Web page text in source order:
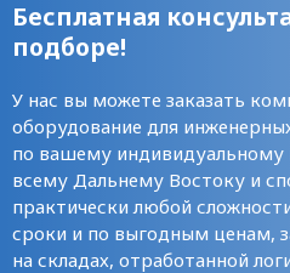
Бесплатная
подборе!
У нас вы можете заказать
оборудование для
по вашему
всему Дальнему Востоку и
практически любой
сроки и по выгодным ценам,
на складах, отработанной